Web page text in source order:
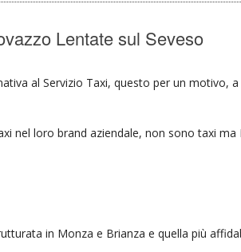
Lentate sul Seveso
al Servizio Taxi, questo per un motivo,
nel loro brand aziendale, non sono taxi ma
in Monza e Brianza e quella più